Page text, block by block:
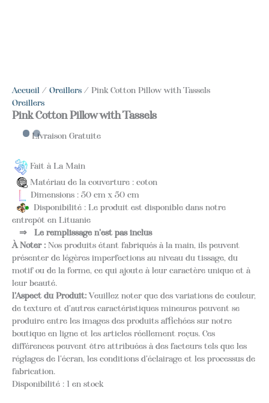
Accueil / Oreillers / Pink Cotton Pillow with Tassels
Oreillers
Pink Cotton Pillow with Tassels
Livraison Gratuite
Fait à La Main
Matériau de la couverture : coton
Dimensions : 50 cm x 50 cm
Disponibilité : Le produit est disponible dans notre
entrepôt en Lituanie
⇒
Le remplissage n'est pas inclus
À Noter : Nos produits étant fabriqués à la main, ils peuvent
présenter de légères imperfections au niveau du tissage, du
motif ou de la forme, ce qui ajoute à leur caractère unique et à
leur beauté.
l'Aspect du Produit:Veuillez noter que des variations de couleur,
de texture et d'autres caractéristiques mineures peuvent se
produire entre les images des produits affichées sur notre
boutique en ligne et les articles réellement reçus. Ces
différences peuvent être attribuées à des facteurs tels que les
réglages de l'écran, les conditions d'éclairage et les processus de
fabrication.
Disponibilité : 1 en stock